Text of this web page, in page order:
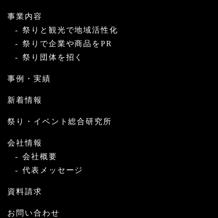
事業内容
祭りと観光で地域活性化
祭りで企業や商品をPR
祭り団体を招く
事例・実績
新着情報
祭り・イベント総合研究所
会社情報
会社概要
代表メッセージ
資料請求
お問い合わせ